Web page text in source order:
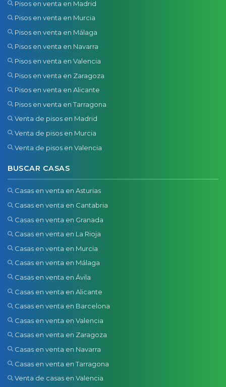
Pisos en venta en Madrid
Pisos en venta en Murcia
Pisos en venta en Málaga
Pisos en venta en Navarra
Pisos en venta en Valencia
Pisos en venta en Zaragoza
Pisos en venta en Alicante
Pisos en venta en Tarragona
Venta de pisos en Madrid
Venta de pisos en Murcia
Venta de pisos en Valencia
BUSCAR CASAS
Casas en venta en Asturias
Casas en venta en Cantabria
Casas en venta en Granada
Casas en venta en La Rioja
Casas en venta en Murcia
Casas en venta en Málaga
Casas en venta en Ávila
Casas en venta en Alicante
Casas en venta en Barcelona
Casas en venta en Valencia
Casas en venta en Zaragoza
Casas en venta en Navarra
Casas en venta en Tarragona
Venta de casas en Valencia